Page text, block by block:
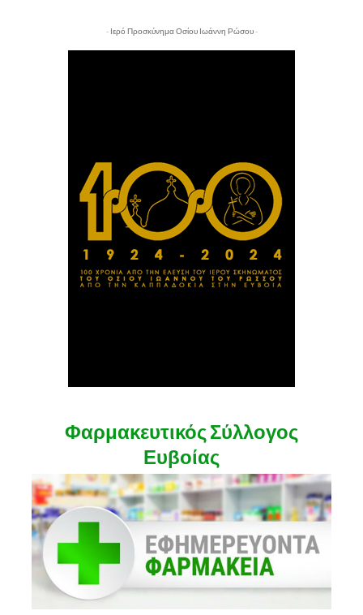
- Ιερό Προσκύνημα Οσίου Ιωάννη Ρώσου -
Φαρμακευτικός Σύλλογος
Ευβοίας